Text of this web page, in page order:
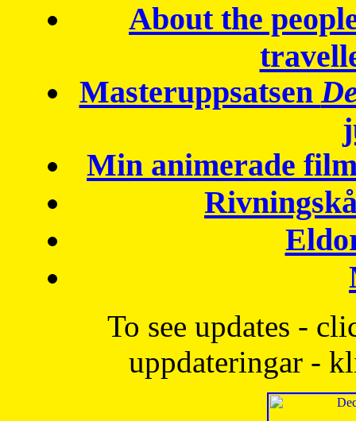
About the
Masteruppsatsen
Min animerade
To see updates -
uppdateringar -